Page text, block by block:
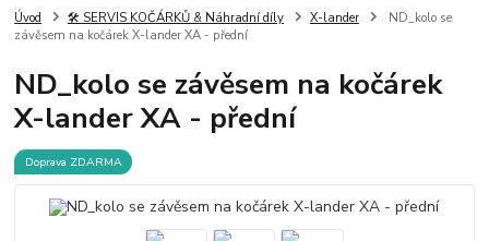
Úvod 🛠️ SERVIS KOČÁRKŮ & Náhradní díly X-lander
ND_kolo se
závěsem na kočárek X-lander XA - přední
ND_kolo se závěsem na kočárek
X-lander XA - přední
Doprava ZDARMA